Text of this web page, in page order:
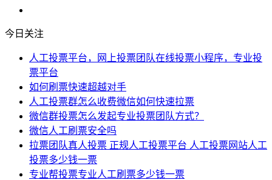
今日关注
人工投票平台，网上投票团队在线投票小程序，专业投
票平台
如何刷票快速超越对手
人工投票群怎么收费微信如何快速拉票
微信群投票怎么发起专业投票团队方式？
微信人工刷票安全吗
拉票团队真人投票 正规人工投票平台 人工投票网站人工
投票多少钱一票
专业帮投票专业人工刷票多少钱一票